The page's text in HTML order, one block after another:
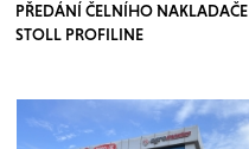
PŘEDÁNÍ ČELNÍHO NAKLADAČE
STOLL PROFILINE